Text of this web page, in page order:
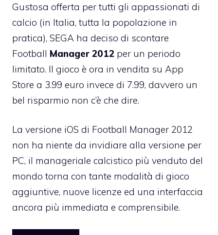
Gustosa offerta per tutti gli appassionati di
calcio (in Italia, tutta la popolazione in
pratica), SEGA ha deciso di scontare
Football Manager 2012 per un periodo
limitato. Il gioco è ora in vendita su App
Store a 3.99 euro invece di 7.99, davvero un
bel risparmio non c’è che dire.
La versione iOS di Football Manager 2012
non ha niente da invidiare alla versione per
PC, il manageriale calcistico più venduto del
mondo torna con tante modalità di gioco
aggiuntive, nuove licenze ed una interfaccia
ancora più immediata e comprensibile.